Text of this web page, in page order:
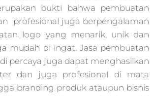
bukti bahwa pembuatan
profesional juga berpengalaman
logo yang menarik, unik dan
mudah di ingat. Jasa pembuatan
percaya juga dapat menghasilkan
dan juga profesional di mata
branding produk ataupun bisnis